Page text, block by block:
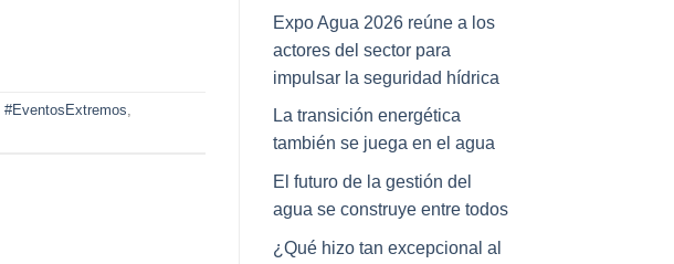
#EventosExtremos,
Expo Agua 2026 reúne a los
actores del sector para
impulsar la seguridad hídrica
La transición energética
también se juega en el agua
El futuro de la gestión del
agua se construye entre todos
¿Qué hizo tan excepcional al